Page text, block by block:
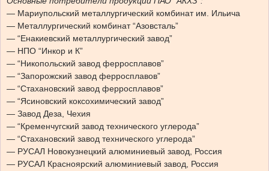
— Мариупольский металлургический комбинат им. Ильича
— Металлургический комбинат “Азовсталь”
— “Енакиевский металлургический завод”
— НПО “Инкор и К”
— “Никопольский завод ферросплавов”
— “Запорожский завод ферросплавов”
— “Стахановский завод ферросплавов”
— “Ясиновский коксохимический завод”
— Завод Деза, Чехия
— “Кременчугский завод технического углерода”
— “Стахановский завод технического углерода”
— РУСАЛ Новокузнецкий алюминиевый завод, Россия
— РУСАЛ Красноярский алюминиевый завод, Россия